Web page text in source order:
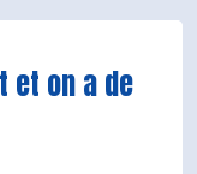
et on a de